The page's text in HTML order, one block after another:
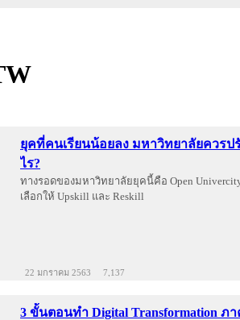
ยุคที่คนเรียนน้อยลง มหาวิทยาลัยควรป
ไร?
ทางรอดของมหาวิทยาลัยยุคนี้คือ Open
เลือกให้ Upskill และ Reskill
22 มกราคม 2563 7,137
3 ขั้นตอนทำ Digital Transformation ภ